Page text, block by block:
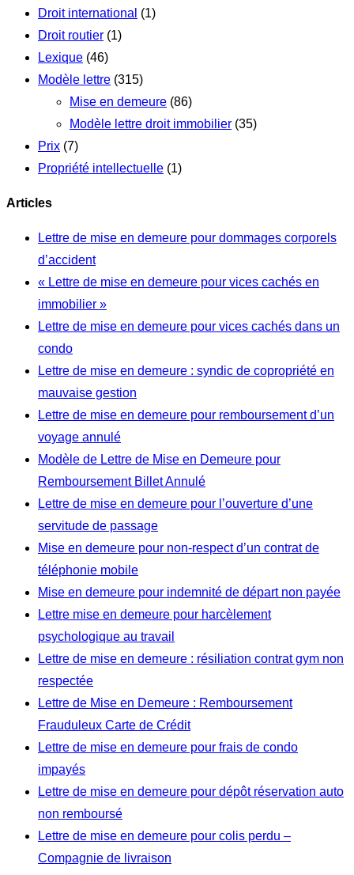
Droit international (1)
Droit routier (1)
Lexique (46)
Modèle lettre (315)
Mise en demeure (86)
Modèle lettre droit immobilier (35)
Prix (7)
Propriété intellectuelle (1)
Articles
Lettre de mise en demeure pour dommages corporels
d’accident
« Lettre de mise en demeure pour vices cachés en
immobilier »
Lettre de mise en demeure pour vices cachés dans un
condo
Lettre de mise en demeure : syndic de copropriété en
mauvaise gestion
Lettre de mise en demeure pour remboursement d’un
voyage annulé
Modèle de Lettre de Mise en Demeure pour
Remboursement Billet Annulé
Lettre de mise en demeure pour l’ouverture d’une
servitude de passage
Mise en demeure pour non-respect d’un contrat de
téléphonie mobile
Mise en demeure pour indemnité de départ non payée
Lettre mise en demeure pour harcèlement
psychologique au travail
Lettre de mise en demeure : résiliation contrat gym non
respectée
Lettre de Mise en Demeure : Remboursement
Frauduleux Carte de Crédit
Lettre de mise en demeure pour frais de condo
impayés
Lettre de mise en demeure pour dépôt réservation auto
non remboursé
Lettre de mise en demeure pour colis perdu –
Compagnie de livraison